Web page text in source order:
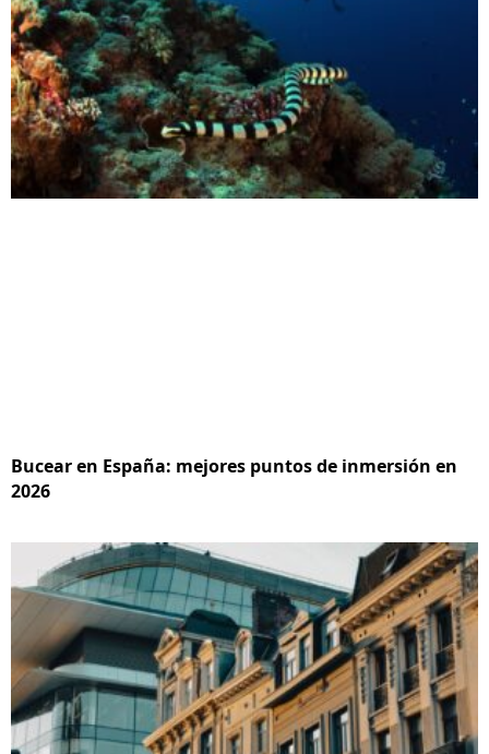
Bucear en España: mejores puntos de inmersión en
2026